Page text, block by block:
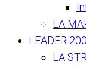
LA
LEADER
LA